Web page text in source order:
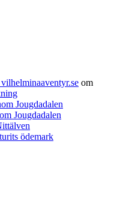
om
Jougdadalen
Jougdadalen
ödemark